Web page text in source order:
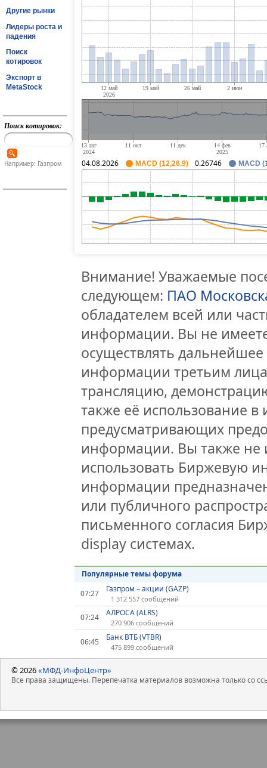
Другие рынки
Лидеры роста и
падения
Поиск
котировок
Экспорт в
MetaStock
Поиск котировок:
Например: Газпром 04.08.2026 MACD (12,26,9) 0.26746 MACD
Внимание! Уважаемые
следующем: ПАО
обладателем всей или
информации. Вы не
осуществлять
информации третьим
трансляцию,
также её использование
предусматривающих
информации. Вы также не
использовать Биржевую
информации
или публичного
письменного согласия
display системах.
Популярные темы форума
07:27
Газпром – акции (GAZP)
1 312 557 сообщений
07:24 АЛРОСА (ALRS)
270 906 сообщений
06:45 Банк ВТБ (VTBR)
475 899 сообщений
© 2026«МФД-ИнфоЦентр»
Все права защищены. Перепечатка материалов возможна только со